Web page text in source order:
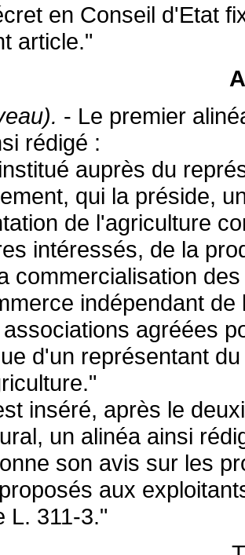
en Conseil d'Etat
article."
- Le premier
rédigé :
auprès du
qui la préside,
de l'agriculture
intéressés, de la
commercialisation
indépendant
agréées
d'un représentant
inséré, après le
un alinéa ainsi
son avis sur les
aux
L. 311-3."